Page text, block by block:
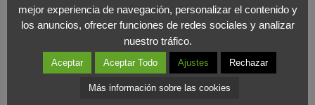
Últimas Noticias
Cuando la marca se vive desde dentro: el valor
estratégico del marketing interno
mejor experiencia de navegación, personalizar el contenido y
los anuncios, ofrecer funciones de redes sociales y analizar
nuestro tráfico.
Aceptar Aceptar Todo Ajustes Rechazar
Más información sobre las cookies